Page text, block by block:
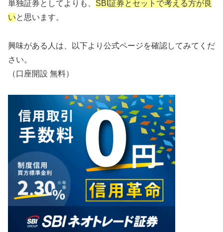
単独証券としてよりも、 SBI証券とセットで考える方が良
いと思います。
興味がある人は、以下より公式ページを確認してみてくだ
さい。
（口座開設 無料）